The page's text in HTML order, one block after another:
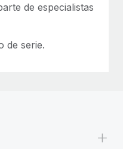
de especialistas
de serie.
+